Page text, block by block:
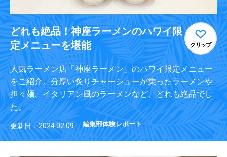
どれも絶品！神座ラーメンのハワイ限
定メニューを堪能
クリップ
人気ラーメン店「神座ラーメン」のハワイ限定メニュー
をご紹介。分厚い炙りチャーシューが乗ったラーメンや
担々麺、イタリアン風のラーメンなど、どれも絶品でし
た。
更新日：2024.02.09 編集部体験レポート